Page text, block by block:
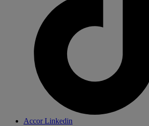
Accor Linkedin